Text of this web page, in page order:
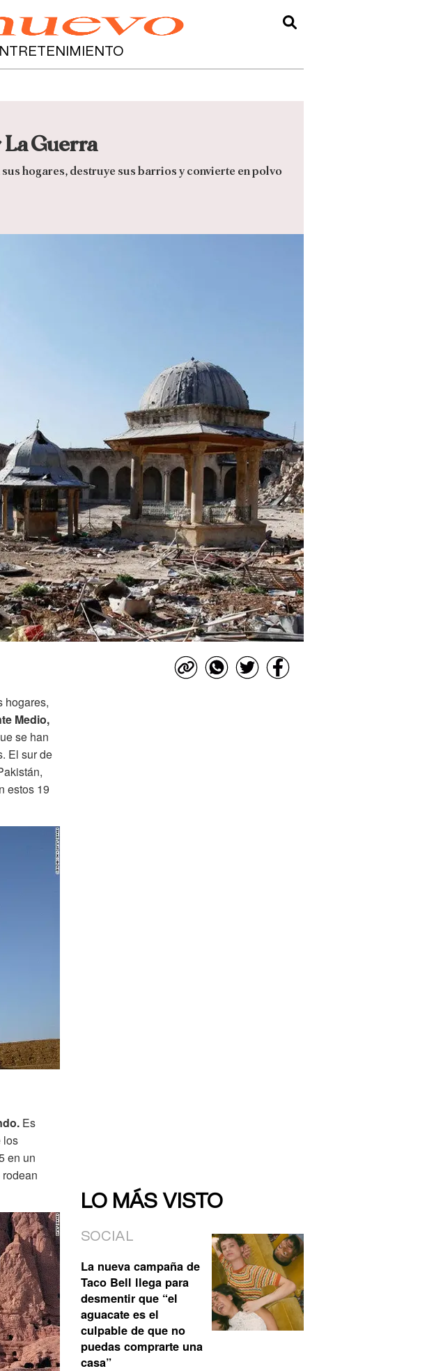
La Guerra
hogares, destruye sus barrios y convierte en polvo
hogares,
Medio,
se han
El sur de
estos 19
Es
los
en un
LO MÁS VISTO
SOCIAL
La nueva campaña de
Taco Bell llega para
desmentir que “el
aguacate es el
culpable de que no
puedas comprarte una
casa”